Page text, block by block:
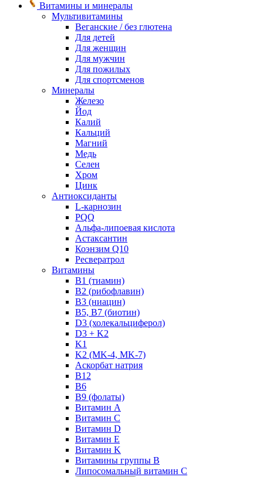
Витамины и минералы
Мультивитамины
Веганские / без глютена
Для детей
Для женщин
Для мужчин
Для пожилых
Для спортсменов
Минералы
Железо
Йод
Калий
Кальций
Магний
Медь
Селен
Хром
Цинк
Антиоксиданты
L-карнозин
PQQ
Альфа-липоевая кислота
Астаксантин
Коэнзим Q10
Ресвератрол
Витамины
B1 (тиамин)
B2 (рибофлавин)
B3 (ниацин)
B5, B7 (биотин)
D3 (холекальциферол)
D3 + K2
K1
K2 (MK-4, MK-7)
Аскорбат натрия
В12
В6
В9 (фолаты)
Витамин A
Витамин C
Витамин D
Витамин E
Витамин K
Витамины группы B
Липосомальный витамин C